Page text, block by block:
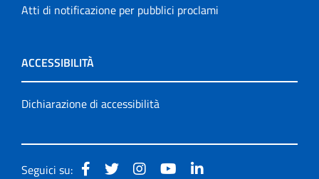
Atti di notificazione per pubblici proclami
ACCESSIBILITÀ
Dichiarazione di accessibilità
Seguici su: